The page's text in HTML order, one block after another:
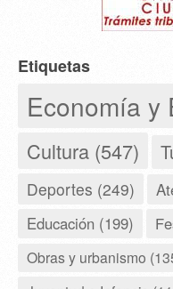
Etiquetas
Economía y
Cultura (547)
Deportes (249)
Educación (199)
Obras y urbanismo